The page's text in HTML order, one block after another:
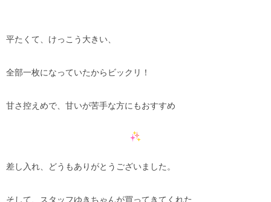
平たくて、けっこう大きい、
全部一枚になっていたからビックリ！
甘さ控えめで、甘いが苦手な方にもおすすめ
差し入れ、どうもありがとうございました。
そして、スタッフゆきちゃんが買ってきてくれた